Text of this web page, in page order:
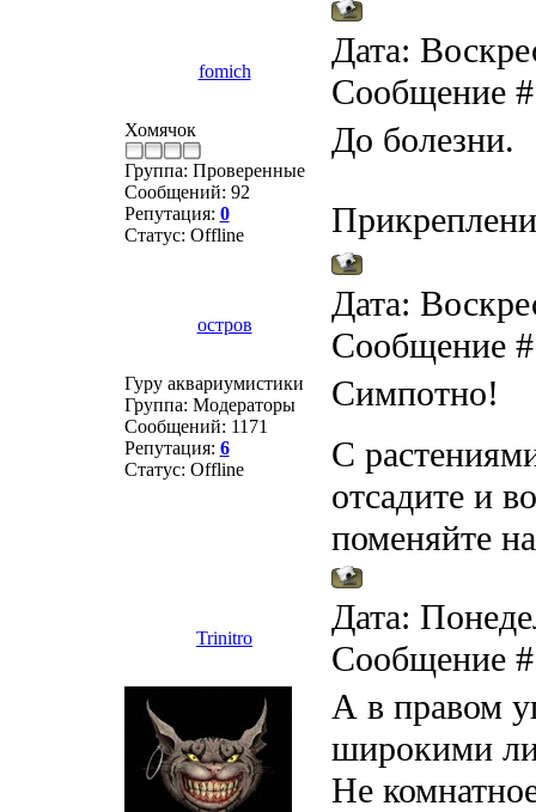
fomich
Дата:
Сообщение
Хомячок
Группа: Проверенные
Сообщений: 92
Репутация: 0
Статус: Offline
До болезни.
остров
Дата:
Сообщение
Гуру аквариумистики
Группа: Модераторы
Сообщений: 1171
Репутация: 6
Статус: Offline
Симпотно!
С
отсадите и
поменяйте
Trinitro
Дата:
Сообщение
А в правом
широкими
Не